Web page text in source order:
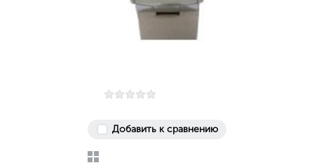
Добавить к сравнению